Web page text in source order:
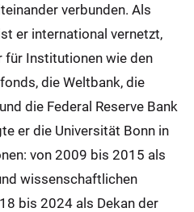
verbunden. Als
er international vernetzt,
für Institutionen wie den
die Weltbank, die
die Federal Reserve Bank
er die Universität Bonn in
von 2009 bis 2015 als
wissenschaftlichen
bis 2024 als Dekan der